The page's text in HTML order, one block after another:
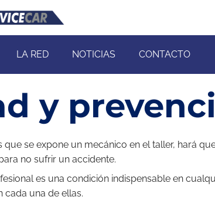
LA RED NOTICIAS CONTACTO
y
que se expone un mecánico en el taller, hará
no sufrir un accidente.
es una condición indispensable en
cada una de ellas.